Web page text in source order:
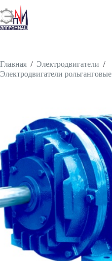
Перейти
к
сути
Главная / Электродвигатели /
Электродвигатели рольганговые